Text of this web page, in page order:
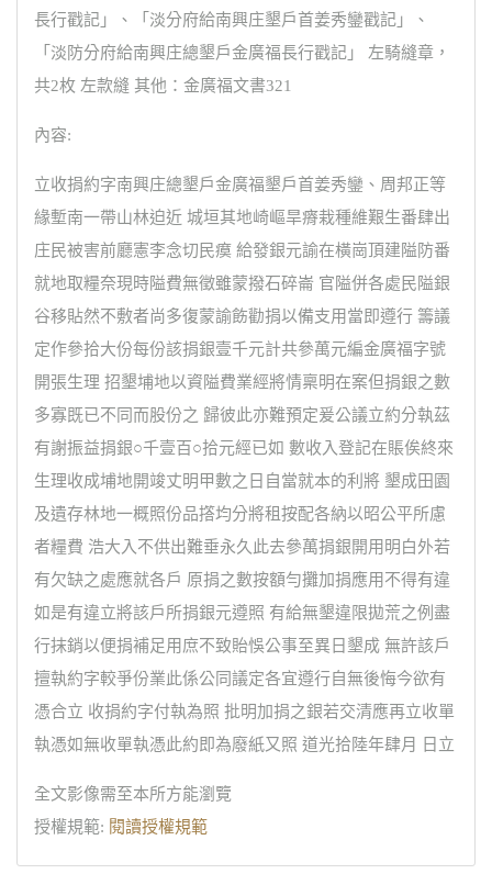
長行戳記」、「淡分府給南興庄墾戶首姜秀鑾戳記」、
「淡防分府給南興庄總墾戶金廣福長行戳記」 左騎縫章，
共2枚 左款縫 其他：金廣福文書321
內容:
立收捐約字南興庄總墾戶金廣福墾戶首姜秀鑾、周邦正等
緣塹南一帶山林迫近 城垣其地崎嶇旱瘠栽種維艱生番肆出
庄民被害前廳憲李念切民瘼 給發銀元諭在橫崗頂建隘防番
就地取糧奈現時隘費無徵雖蒙撥石碎崙 官隘併各處民隘銀
谷移貼然不敷者尚多復蒙諭飭勸捐以備支用當即遵行 籌議
定作參拾大份每份該捐銀壹千元計共參萬元編金廣福字號
開張生理 招墾埔地以資隘費業經將情稟明在案但捐銀之數
多寡既已不同而股份之 歸彼此亦難預定爰公議立約分執茲
有謝振益捐銀○千壹百○拾元經已如 數收入登記在賬俟終來
生理收成埔地開竣丈明甲數之日自當就本的利將 墾成田園
及遺存林地一概照份品撘均分將租按配各納以昭公平所慮
者糧費 浩大入不供出難垂永久此去參萬捐銀開用明白外若
有欠缺之處應就各戶 原捐之數按額勻攤加捐應用不得有違
如是有違立將該戶所捐銀元遵照 有給無墾違限拋荒之例盡
行抹銷以便捐補足用庶不致貽悞公事至異日墾成 無許該戶
擅執約字較爭份業此係公同議定各宜遵行自無後悔今欲有
憑合立 收捐約字付執為照 批明加捐之銀若交清應再立收單
執憑如無收單執憑此約即為廢紙又照 道光拾陸年肆月 日立
全文影像需至本所方能瀏覽
授權規範: 閱讀授權規範